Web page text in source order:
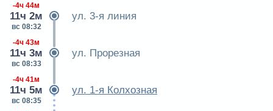
-4ч 44м
11ч 2м
вс 08:32
ул. 3-я линия
-4ч 43м
11ч 3м
вс 08:33
ул. Прорезная
-4ч 41м
11ч 5м
вс 08:35
ул. 1-я Колхозная